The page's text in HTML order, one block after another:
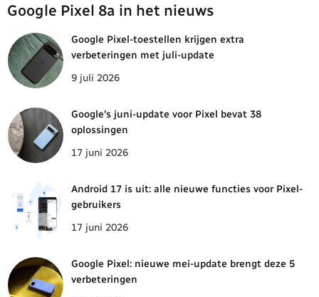
Google Pixel 8a in het nieuws
Google Pixel-toestellen krijgen extra
verbeteringen met juli-update
9 juli 2026
Google's juni-update voor Pixel bevat 38
oplossingen
17 juni 2026
Android 17 is uit: alle nieuwe functies voor Pixel-
gebruikers
17 juni 2026
Google Pixel: nieuwe mei-update brengt deze 5
verbeteringen